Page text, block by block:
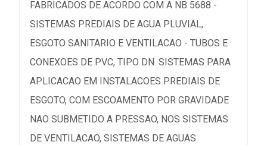
FABRICADOS DE ACORDO COM A NB 5688 -
SISTEMAS PREDIAIS DE AGUA PLUVIAL,
ESGOTO SANITARIO E VENTILACAO - TUBOS E
CONEXOES DE PVC, TIPO DN. SISTEMAS PARA
APLICACAO EM INSTALACOES PREDIAIS DE
ESGOTO, COM ESCOAMENTO POR GRAVIDADE
NAO SUBMETIDO A PRESSAO, NOS SISTEMAS
DE VENTILACAO, SISTEMAS DE AGUAS